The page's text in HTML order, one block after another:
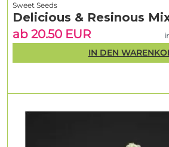
Sweet Seeds
Delicious & Resinous
ab 20.50 EUR
IN DEN